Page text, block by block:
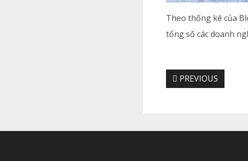
Theo thống kê của
tổng số các doanh
PREVIOUS